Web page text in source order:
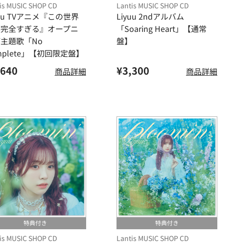
MUSIC SHOP CD
TVアニメ『この世界
全すぎる』オープニ
題歌「No
」【初回限定盤】
商品詳細
Lantis MUSIC SHOP CD
Liyuu 2ndアルバム
「Soaring Heart」【通常
盤】
¥3,300 商品詳細
特典付き
MUSIC SHOP CD
特典付き
Lantis MUSIC SHOP CD